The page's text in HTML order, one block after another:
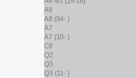
A8
A8 (94- )
A7
A7 (10- )
C8
Q2
Q3
Q3 (11- )